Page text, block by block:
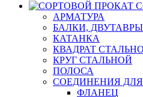
АРМАТУРА
БАЛКИ, ДВУТАВРЫ
КАТАНКА
КВАДРАТ
КРУГ СТАЛЬНОЙ
ПОЛОСА
СОЕДИНЕНИЯ ДЛЯ
ФЛАНЕЦ